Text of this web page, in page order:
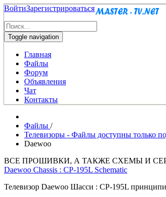
ВойтиЗарегистрироваться
Toggle navigation
Главная
Файлы
Форум
Объявления
Чат
Контакты
Файлы /
Телевизоры - Файлы доступны только
Daewoo
ВСЕ ПРОШИВКИ, А ТАКЖЕ СХЕМЫ И
Daewoo Chassis : CP-195L Schematic
Телевизор Daewoo Шасси : CP-195L